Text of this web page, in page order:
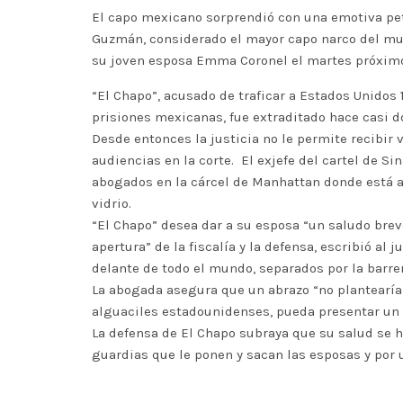
El capo mexicano sorprendió con una emotiva
Guzmán, considerado el mayor capo narco del
su joven esposa Emma Coronel el martes
“El Chapo”, acusado de traficar a Estados
prisiones mexicanas, fue extraditado hace casi
Desde entonces la justicia no le permite recibir
audiencias en la corte. El exjefe del cartel de
abogados en la cárcel de Manhattan donde
vidrio.
“El Chapo” desea dar a su esposa “un saludo
apertura” de la fiscalía y la defensa, escribió al
delante de todo el mundo, separados por la
La abogada asegura que un abrazo “no
alguaciles estadounidenses, pueda presentar
La defensa de El Chapo subraya que su salud
guardias que le ponen y sacan las esposas y